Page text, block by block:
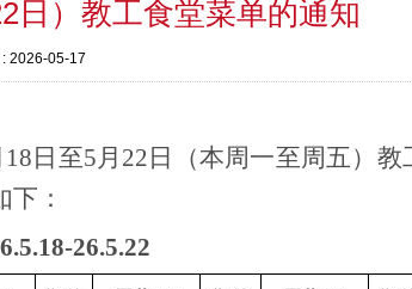
日）教工食堂菜单的通知
:2026-05-17
18 日至5月 22 日（本周一至周五）教
：
26.5.22